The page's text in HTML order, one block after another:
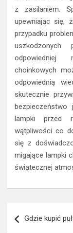
z zasilaniem.
upewniając się,
przypadku
odpowiedniej
choinkowych
odpowiednią
skutecznie
lampki przed
wątpliwości co
się z
migające lampki
świątecznej
wpisu
Gdzie kupić